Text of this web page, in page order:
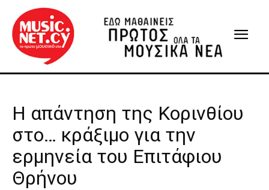
Η απάντηση της Κορινθίου
στο… κράξιμο για την
ερμηνεία του Επιτάφιου
Θρήνου